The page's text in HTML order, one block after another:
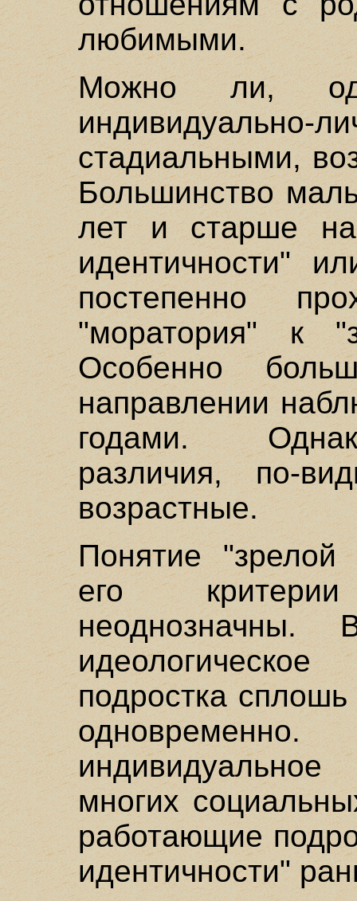
любимыми.
Можно ли,
индивидуально-
стадиальными,
Большинство
лет и старше
идентичности"
постепенно
"моратория" к
Особенно
направлении
годами.
различия, по-
возрастные.
Понятие
его
подростка
многих
работающие
идентичности"